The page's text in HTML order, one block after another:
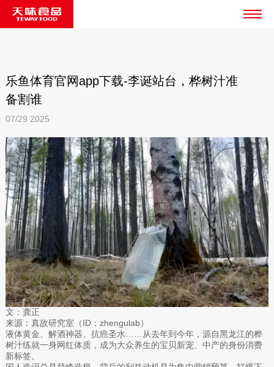
乐鱼体育官网app下载-李诞站台，桦树汁准
备割谁
07/29 2025
文：龚正
来源：真故研究室（ID：zhengulab）
液体黄金、解酒神器、抗癌圣水……从去年到今年，源自黑龙江的桦
树汁练就一身网红体质，成为大众养生的宝贝新宠、中产的身份消费
新标签。